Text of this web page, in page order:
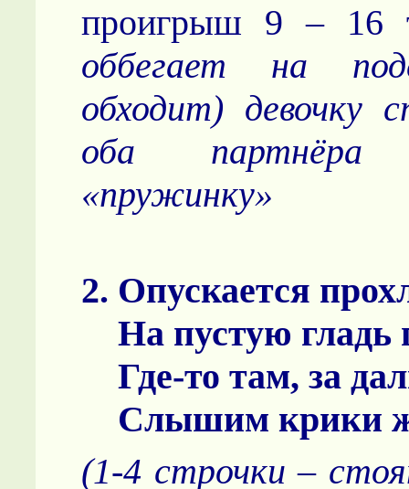
проигрыш 9 –
оббегает на
обходит) девочку
оба партнёра
«пружинку»
2. Опускается
На пустую гладь
Где-то там, за
Слышим крики
(1-4 строчки –